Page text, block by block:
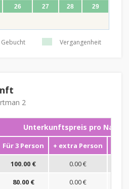
26 27 28
29
Gebucht Vergangenheit
2
Unterkunftspreis pro Nacht
Für 3 Person + extra Person
100.00 €
0.00 €
80.00 €
0.00 €